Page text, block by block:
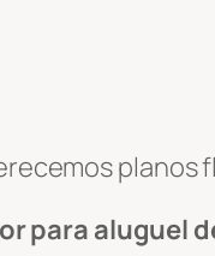
planos
para aluguel